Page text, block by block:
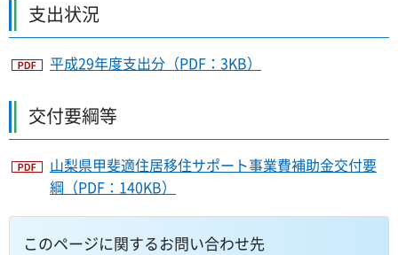
支出状況
平成29年度支出分（PDF：3KB）
交付要綱等
山梨県甲斐適住居移住サポート事業費補助金交付要
綱（PDF：140KB）
このページに関するお問い合わせ先